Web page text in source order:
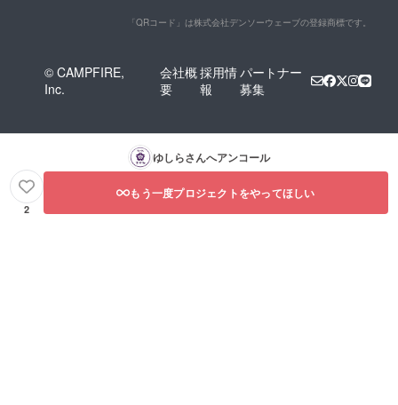
「QRコード」は株式会社デンソーウェーブの登録商標です。
© CAMPFIRE,
Inc.
会社概
要
採用情
報
パートナー
募集
ゆしらさんへアンコール
2
もう一度プロジェクトをやってほしい